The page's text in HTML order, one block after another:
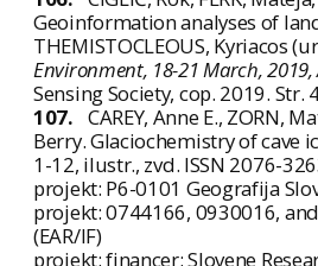
Geoinformation analyses of
THEMISTOCLEOUS, Kyriacos
Environment, 18-21 March,
Sensing Society, cop. 2019.
107. CAREY, Anne E., ZORN,
Berry. Glaciochemistry of cave
1-12, ilustr., zvd. ISSN 2076-
projekt: P6-0101 Geografija
projekt: 0744166, 0930016,
(EAR/IF)
projekt: financer: Slovene